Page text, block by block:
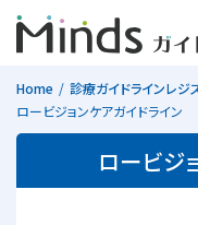
Home 診療ガイドラインレジ
ロービジョンケアガイドライン
ロービジ